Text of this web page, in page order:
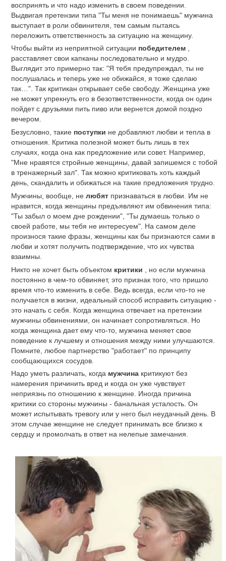
воспринять и что надо изменить в своем поведении.
Выдвигая претензии типа "Ты меня не понимаешь" мужчина
выступает в роли обвинителя, тем самым пытаясь
переложить ответственность за ситуацию на женщину.
Чтобы выйти из неприятной ситуации победителем ,
расставляет свои капканы последовательно и мудро.
Выглядит это примерно так: "Я тебя предупреждал, ты не
послушалась и теперь уже не обижайся, я тоже сделаю
так…". Так критикан открывает себе свободу. Женщина уже
не может упрекнуть его в безответственности, когда он один
пойдет с друзьями пить пиво или вернется домой поздно
вечером.
Безусловно, такие поступки не добавляют любви и тепла в
отношения. Критика полезной может быть лишь в тех
случаях, когда она как предложение или совет. Например,
"Мне нравятся стройные женщины, давай запишемся с тобой
в тренажерный зал". Так можно критиковать хоть каждый
день, скандалить и обижаться на такие предложения трудно.
Мужчины, вообще, не любят признаваться в любви. Им не
нравится, когда женщины предъявляют им обвинения типа:
"Ты забыл о моем дне рождении", "Ты думаешь только о
своей работе, мы тебя не интересуем". На самом деле
произнося такие фразы, женщины как бы признаются сами в
любви и хотят получить подтверждение, что их чувства
взаимны.
Никто не хочет быть объектом критики
, но если мужчина
постоянно в чем-то обвиняет, это признак того, что пришло
время что-то изменить в себе. Ведь всегда, если что-то не
получается в жизни, идеальный способ исправить ситуацию -
это начать с себя. Когда женщина отвечает на претензии
мужчины обвинениями, он начинает сопротивляться. Но
когда женщина дает ему что-то, мужчина меняет свое
поведение к лучшему и отношения между ними улучшаются.
Помните, любое партнерство "работает" по принципу
сообщающихся сосудов.
Надо уметь различать, когда мужчина критикуют без
намерения причинить вред и когда он уже чувствует
неприязнь по отношению к женщине. Иногда причина
критики со стороны мужчины - банальная усталость. Он
может испытывать тревогу или у него был неудачный день. В
этом случае женщине не следует принимать все близко к
сердцу и промолчать в ответ на нелепые замечания.